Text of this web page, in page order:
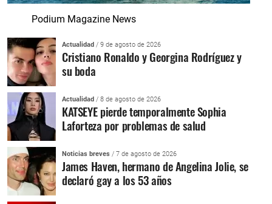
Podium Magazine News
Actualidad / 9 de agosto de 2026
Cristiano Ronaldo y Georgina Rodríguez y
su boda
Actualidad / 8 de agosto de 2026
KATSEYE pierde temporalmente Sophia
Laforteza por problemas de salud
Noticias breves / 7 de agosto de 2026
James Haven, hermano de Angelina Jolie, se
declaró gay a los 53 años